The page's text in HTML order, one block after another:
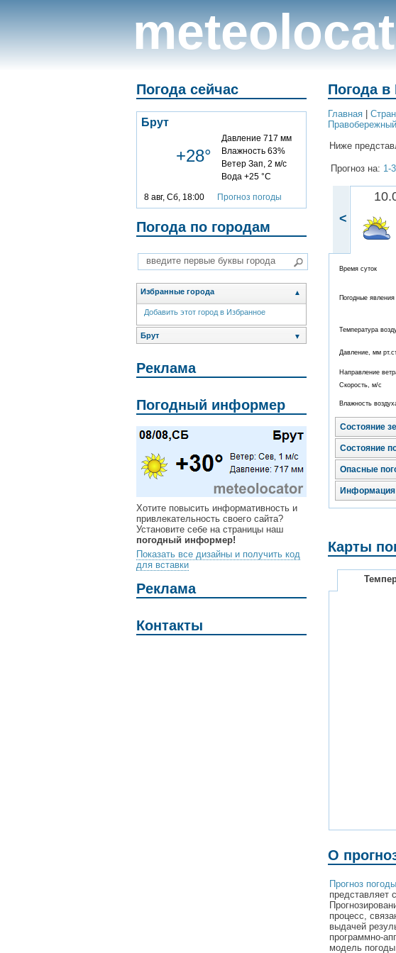
Погода сейчас
Брут
+28°
Давление 717 мм
Влажность 63%
Ветер Зап, 2 м/с
Вода +25 °C
8 авг, Сб, 18:00 Прогноз погоды
Погода по городам
Избранные города ▲
Добавить этот город в Избранное
Брут ▼
Реклама
Погодный информер
Хотите повысить информативность и
привлекательность своего сайта?
Установите себе на страницы наш
погодный информер!
Показать все дизайны и получить код
для вставки
Реклама
Контакты
Погода в
Главная
Ниже
Прогноз на: 1-
<
Время суток
Погодные явления
Температура
Давление, мм
Направление
Скорость, м/с
Влажность
Состояние
Состояние
Опасные
Карты
О
Прогноз
представляет
процесс,
выдачей
программно-
модель